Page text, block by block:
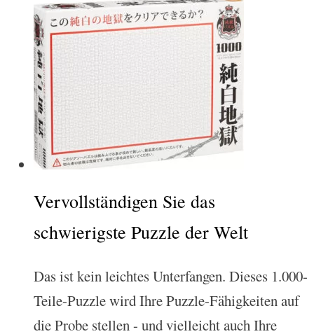
Vervollständigen Sie das
schwierigste Puzzle der Welt
Das ist kein leichtes Unterfangen. Dieses 1.000-
Teile-Puzzle wird Ihre Puzzle-Fähigkeiten auf
die Probe stellen - und vielleicht auch Ihre